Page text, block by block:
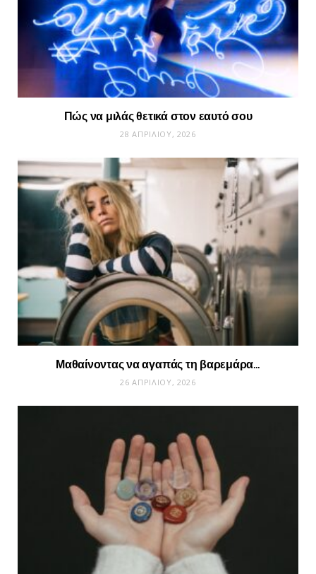
Πώς να μιλάς θετικά στον εαυτό σου
28 ΑΠΡΙΛΊΟΥ, 2026
Μαθαίνοντας να αγαπάς τη βαρεμάρα…
26 ΑΠΡΙΛΊΟΥ, 2026